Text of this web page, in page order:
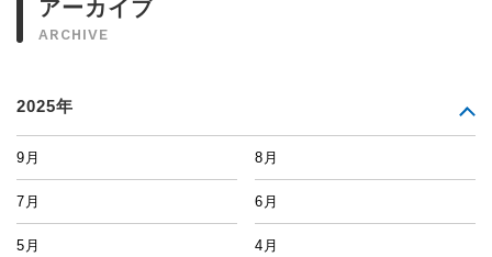
アーカイブ
ARCHIVE
2025年
9月 8月
7月 6月
5月 4月